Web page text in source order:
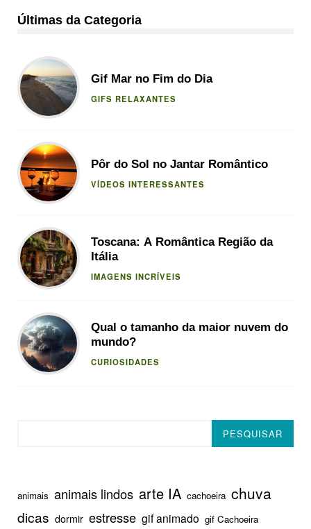
Últimas da Categoria
Gif Mar no Fim do Dia
GIFS RELAXANTES
Pôr do Sol no Jantar Romântico
VÍDEOS INTERESSANTES
Toscana: A Romântica Região da
Itália
IMAGENS INCRÍVEIS
Qual o tamanho da maior nuvem do
mundo?
CURIOSIDADES
PESQUISAR
animais animais lindos arte IA cachoeira chuva
dicas dormir estresse gif animado gif Cachoeira